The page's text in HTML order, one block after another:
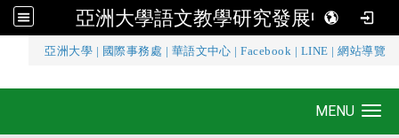
亞洲大學語文教學研究發展中心
亞洲大學 國際事務處 華語文中心 |Facebook LINE |網站導覽
亞洲大學語文教學研究發展中心
MENU